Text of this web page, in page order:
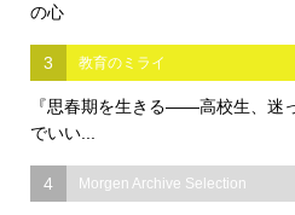
の心
3 教育のミライ
『思春期を生きる――高校生、迷
でいい...
4 Morgen Archive Selection